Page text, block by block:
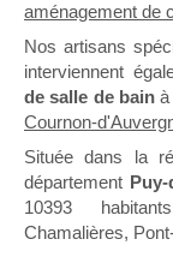
aménagement de
Nos artisans
interviennent
de salle de bainà
Cournon-
Située dans la
département Puy-
10393
Chamalières,